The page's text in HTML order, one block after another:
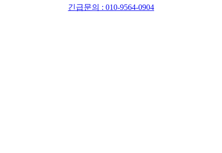
긴급문의 : 010-9564-0904